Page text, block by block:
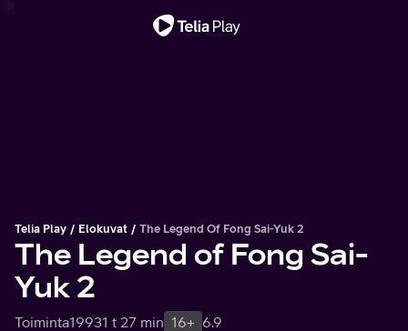
Telia Play Elokuvat The Legend Of Fong Sai-Yuk 2
The Legend of Fong Sai-
Yuk 2
Toiminta19931 t 27 min 16+ 6.9